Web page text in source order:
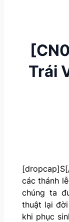
Trái
các thánh
chúng ta
thuật lại
khi phục